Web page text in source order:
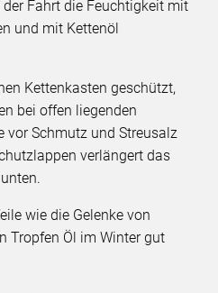
Fahrt die Feuchtigkeit mit
und mit Kettenöl
Kettenkasten geschützt,
bei offen liegenden
vor Schmutz und Streusalz
verlängert das
wie die Gelenke von
Tropfen Öl im Winter gut